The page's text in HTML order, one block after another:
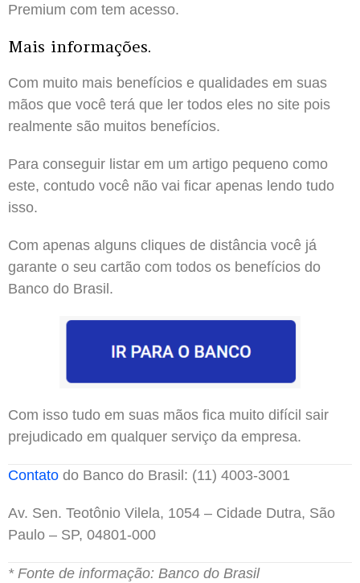
Premium com tem acesso.
Mais informações.
Com muito mais benefícios e qualidades em suas
mãos que você terá que ler todos eles no site pois
realmente são muitos benefícios.
Para conseguir listar em um artigo pequeno como
este, contudo você não vai ficar apenas lendo tudo
isso.
Com apenas alguns cliques de distância você já
garante o seu cartão com todos os benefícios do
Banco do Brasil.
Com isso tudo em suas mãos fica muito difícil sair
prejudicado em qualquer serviço da empresa.
Contato do Banco do Brasil: (11) 4003-3001
Av. Sen. Teotônio Vilela, 1054 – Cidade Dutra, São
Paulo – SP, 04801-000
* Fonte de informação: Banco do Brasil